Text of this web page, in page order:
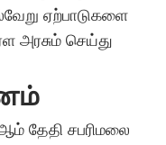
ஏற்பாடுகளை
அரசும் செய்து
தேதி சபரிமலை